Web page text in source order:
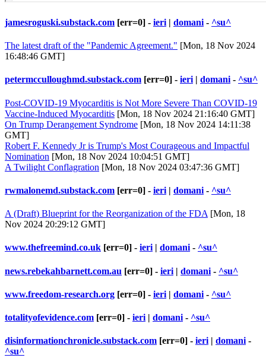
jamesroguski.substack.com [err=0] - ieri | domani - ^su^
The latest draft of the "Pandemic Agreement." [Mon, 18 Nov 2024
16:48:46 GMT]
petermcculloughmd.substack.com [err=0] - ieri | domani - ^su^
Post-COVID-19 Myocarditis is Not More Severe Than COVID-19
Vaccine-Induced Myocarditis [Mon, 18 Nov 2024 21:16:40 GMT]
On Trump Derangement Syndrome [Mon, 18 Nov 2024 14:11:38
GMT]
Robert F. Kennedy Jr is Trump's Most Courageous and Impactful
Nomination [Mon, 18 Nov 2024 10:04:51 GMT]
A Twilight Conflagration [Mon, 18 Nov 2024 03:47:36 GMT]
rwmalonemd.substack.com [err=0] - ieri | domani - ^su^
A (Draft) Blueprint for the Reorganization of the FDA [Mon, 18
Nov 2024 20:29:12 GMT]
www.thefreemind.co.uk [err=0] - ieri | domani - ^su^
news.rebekahbarnett.com.au [err=0] - ieri | domani - ^su^
www.freedom-research.org [err=0] - ieri | domani - ^su^
totalityofevidence.com [err=0] - ieri | domani - ^su^
disinformationchronicle.substack.com [err=0] - ieri| domani-
^su^